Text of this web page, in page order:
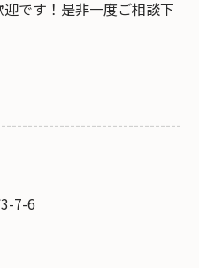
です！是非一度ご相談下
7-6